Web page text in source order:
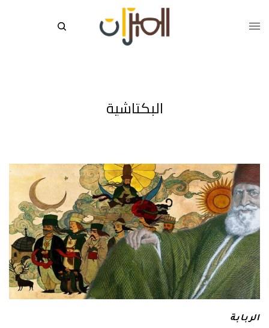
البكتاشية
الربابة